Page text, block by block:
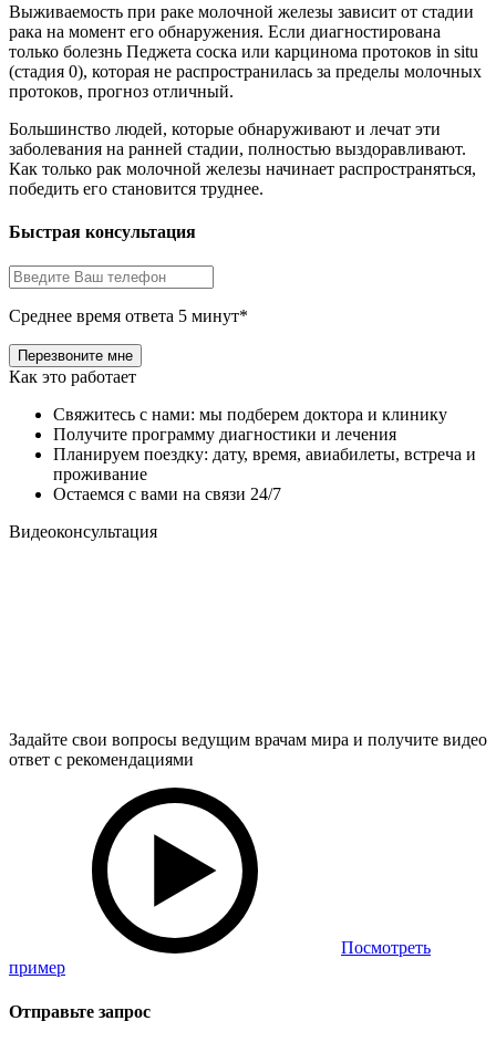
Выживаемость при раке молочной железы зависит от стадии
рака на момент его обнаружения. Если диагностирована
только болезнь Педжета соска или карцинома протоков in situ
(стадия 0), которая не распространилась за пределы молочных
протоков, прогноз отличный.
Большинство людей, которые обнаруживают и лечат эти
заболевания на ранней стадии, полностью выздоравливают.
Как только рак молочной железы начинает распространяться,
победить его становится труднее.
Быстрая консультация
Среднее время ответа 5 минут*
Как это работает
Свяжитесь с нами: мы подберем доктора и клинику
Получите программу диагностики и лечения
Планируем поездку: дату, время, авиабилеты, встреча и
проживание
Остаемся с вами на связи 24/7
Видеоконсультация
Задайте свои вопросы ведущим врачам мира и получите видео
ответ с рекомендациями
Посмотреть
пример
Отправьте запрос